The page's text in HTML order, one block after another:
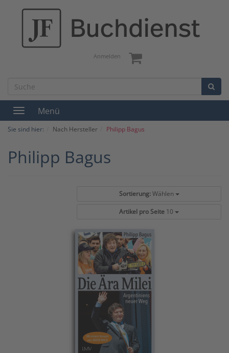
Anmelden
Toggle
navigation
Menü
Sie sind hier: Nach Hersteller Philipp Bagus
Philipp Bagus
Sortierung: Wählen
Artikel pro Seite 10